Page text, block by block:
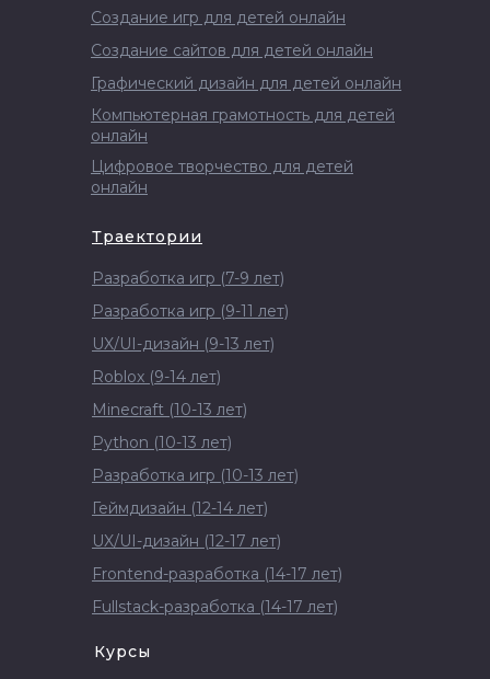
Траектории
Разработка игр (7-9 лет)
UX/UI-дизайн (9-13 лет)
UX/UI-дизайн (12-17 лет)
Frontend-разработка (14-17 лет)
Fullstack-разработка (14-17 лет)
Разработка игр (10-13 лет)
Геймдизайн (12-14 лет)
Roblox (9-14 лет)
Разработка игр (9-11 лет)
Minecraft (10-13 лет)
Python (10-13 лет)
Курсы
Создание игр для детей онлайн
Создание сайтов для детей онлайн
Цифровое творчество для детей
онлайн
Компьютерная грамотность для детей
онлайн
Графический дизайн для детей онлайн